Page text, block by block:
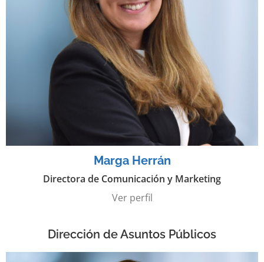
Marga Herrán
Directora de Comunicación y Marketing
Ver perfil
Dirección de Asuntos Públicos